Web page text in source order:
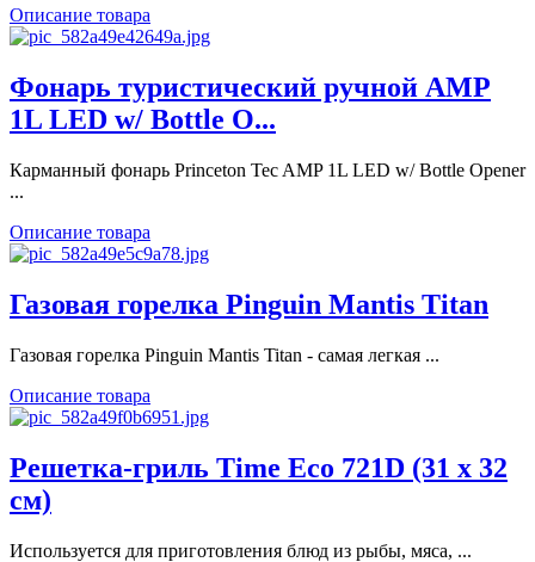
Описание товара
Фонарь туристический ручной AMP
1L LED w/ Bottle O...
Карманный фонарь Princeton Tec AMP 1L LED w/ Bottle Opener
...
Описание товара
Газовая горелка Pinguin Mantis Titan
Газовая горелка Pinguin Mantis Titan - самая легкая ...
Описание товара
Решетка-гриль Time Eco 721D (31 х 32
см)
Используется для приготовления блюд из рыбы, мяса, ...